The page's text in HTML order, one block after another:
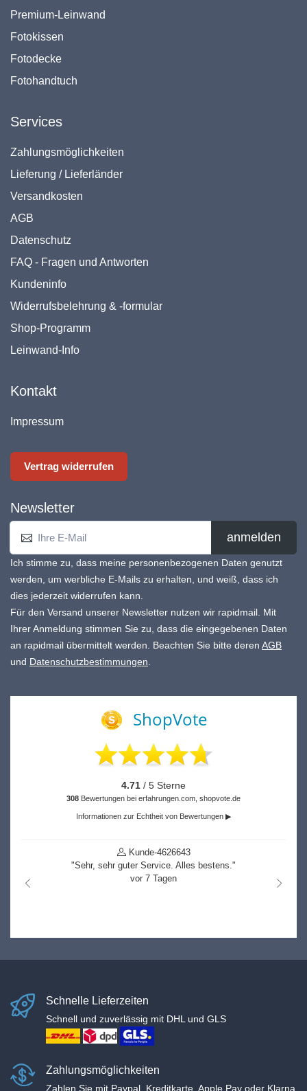
Premium-Leinwand
Fotokissen
Fotodecke
Fotohandtuch
Services
Zahlungsmöglichkeiten
Lieferung / Lieferländer
Versandkosten
AGB
Datenschutz
FAQ - Fragen und Antworten
Kundeninfo
Widerrufsbelehrung & -formular
Shop-Programm
Leinwand-Info
Kontakt
Impressum
Vertrag widerrufen
Newsletter
anmelden
Ich stimme zu, dass meine personenbezogenen Daten genutzt
werden, um werbliche E-Mails zu erhalten, und weiß, dass ich
dies jederzeit widerrufen kann.
Für den Versand unserer Newsletter nutzen wir rapidmail. Mit
Ihrer Anmeldung stimmen Sie zu, dass die eingegebenen Daten
an rapidmail übermittelt werden. Beachten Sie bitte deren AGB
und Datenschutzbestimmungen
ShopVote
4.71 / 5 Sterne
308 Bewertungen bei erfahrungen.com, shopvote.de
Informationen zur Echtheit von Bewertungen ▶
Kunde-4626643
"Sehr, sehr guter Service. Alles bestens."
vor 7 Tagen
nach links
nach
Schnelle Lieferzeiten
Schnell und zuverlässig mit DHL und GLS
Zahlungsmöglichkeiten
Zahlen Sie mit Paypal, Kreditkarte, Apple Pay oder Klarna